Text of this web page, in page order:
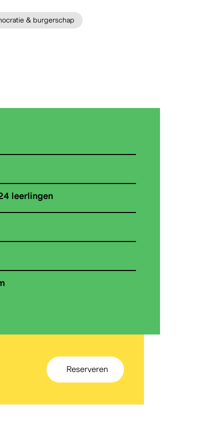
& burgerschap
leerlingen
Reserveren